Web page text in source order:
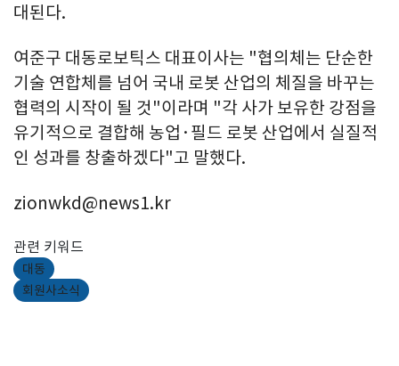
대된다.
여준구 대동로보틱스 대표이사는 "협의체는 단순한
기술 연합체를 넘어 국내 로봇 산업의 체질을 바꾸는
협력의 시작이 될 것"이라며 "각 사가 보유한 강점을
유기적으로 결합해 농업·필드 로봇 산업에서 실질적
인 성과를 창출하겠다"고 말했다.
zionwkd@news1.kr
관련 키워드
대동
회원사소식